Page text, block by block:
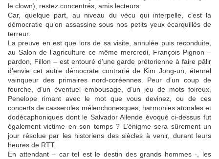
le clown), restez concentrés, amis lecteurs.
Car, quelque part, au niveau du vécu qui interpelle, c’est la
démocratie qu’on assassine sous nos petits yeux écarquillés de
terreur.
La preuve en est que lors de sa visite, annulée puis reconduite,
au Salon de l’agriculture ce même mercredi, François Pignon –
pardon, Fillon – est entouré d’une garde prétorienne à faire pâlir
d’envie cet autre démocrate contrarié de Kim Jong-un, éternel
vainqueur des primaires nord-coréennes. Peur d’un coup de
fourche, d’un éventuel embousage, d’un jeu de mots foireux,
Penelope rimant avec le mot que vous devinez, ou de ces
concerts de casseroles mélenchonesques, harmonies atonales et
dodécaphoniques dont le Salvador Allende évoqué ci-dessus fut
également victime en son temps ? L’énigme sera sûrement un
jour résolue par les historiens des siècles à venir, durant leurs
heures de RTT.
En attendant – car tel est le destin des grands hommes -, les